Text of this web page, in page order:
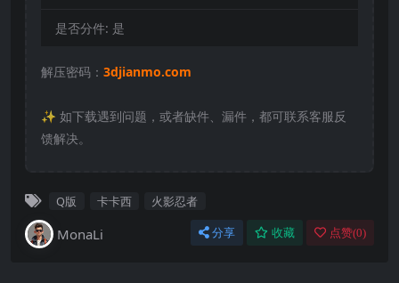
是否分件: 是
解压密码： 3djianmo.com
✨️ 如下载遇到问题，或者缺件、漏件，都可联系客服反
馈解决。
Q版 卡卡西 火影忍者
MonaLi 分享 收藏 点赞(0)